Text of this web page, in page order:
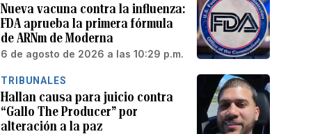
Nueva vacuna contra la influenza:
FDA aprueba la primera fórmula
de ARNm de Moderna
6 de agosto de 2026 a las 10:29 p.m.
TRIBUNALES
Hallan causa para juicio contra
“Gallo The Producer” por
alteración a la paz